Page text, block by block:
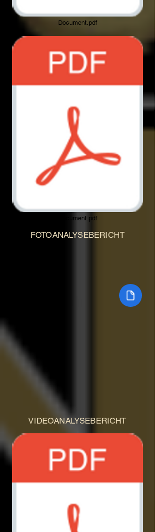
Document.pdf
Document.pdf
FOTOANALYSEBERICHT
VIDEOANALYSEBERICHT